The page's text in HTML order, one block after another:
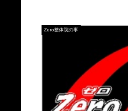
Zero整体院の事